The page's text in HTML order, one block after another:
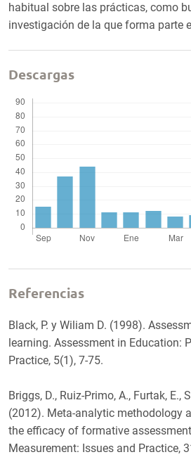
habitual sobre las prácticas, como
investigación de la que forma parte
Descargas
Referencias
Black, P. y Wiliam D. (1998).
learning. Assessment in Education:
Practice, 5(1), 7-75.
Briggs, D., Ruiz-Primo, A., Furtak, E.,
(2012). Meta-analytic methodology
the efficacy of formative
Measurement: Issues and Practice,